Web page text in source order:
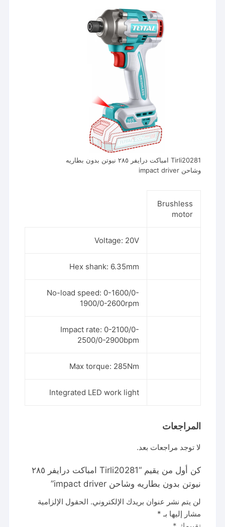
Tirli20281 امباكت درايفر ٢٨٥ نيوتن بدون بطاريه
وشاحن impact driver
Brushless
motor
Voltage: 20V
Hex shank: 6.35mm
No-load speed: 0-1600/0-
1900/0-2600rpm
Impact rate: 0-2100/0-
2500/0-2900bpm
Max torque: 285Nm
Integrated LED work light
المراجعات
لا توجد مراجعات بعد.
كن أول من يقيم “Tirli20281 امباكت درايفر ٢٨٥
نيوتن بدون بطاريه وشاحن impact driver”
لن يتم نشر عنوان بريدك الإلكتروني. الحقول الإلزامية
مشار إليها بـ *